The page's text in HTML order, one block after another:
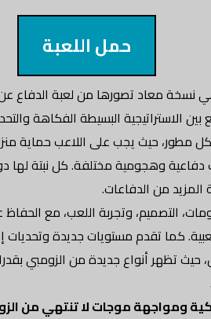
حمل اللعبة
نسخة معاد تصورها من لعبة الدفاع عن
الاستراتيجية البسيطة الفكاهة
مطور، حيث يجب على اللاعب حماية
دفاعية وهجومية مختلفة. كل نبتة لها
المزيد من الدفاعات.
التصميم، وتجربة اللعب، مع الحفاظ
كما تقدم مستويات جديدة وتحديات
حيث تظهر أنواع جديدة من الزومبي
ومواجهة موجات لا تنتهي من